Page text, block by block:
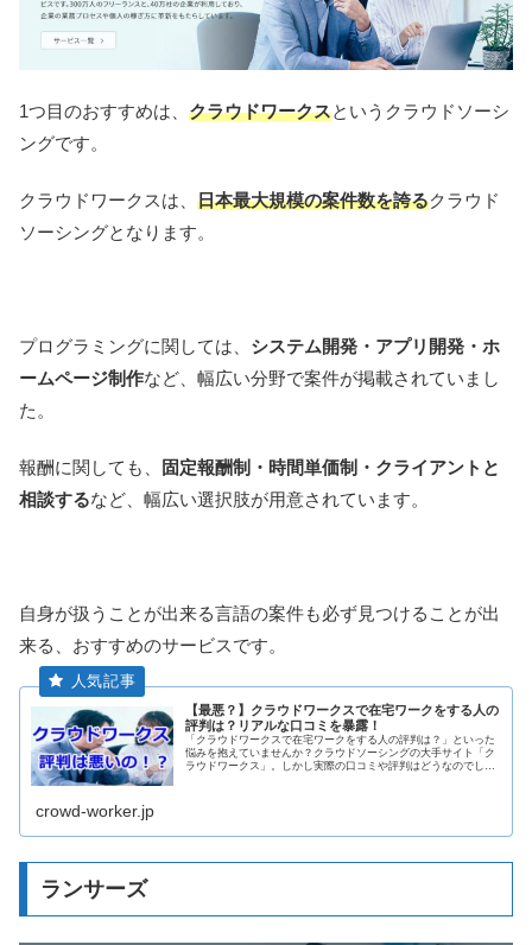
1つ目のおすすめは、 クラウドワークスというクラウドソーシ
ングです。
クラウドワークスは、 日本最大規模の案件数を誇るクラウド
ソーシングとなります。
プログラミングに関しては、 システム開発・アプリ開発・ホ
ームページ制作など、幅広い分野で案件が掲載されていまし
た。
報酬に関しても、
固定報酬制・時間単価制・クライアントと
相談するなど、幅広い選択肢が用意されています。
自身が扱うことが出来る言語の案件も必ず見つけることが出
来る、おすすめのサービスです。
【最悪？】クラウドワークスで在宅ワークをする人の
評判は？リアルな口コミを暴露！
「クラウドワークスで在宅ワークをする人の評判は？」といった
悩みを抱えていませんか？クラウドソーシングの大手サイト「ク
ラウドワークス」。しかし実際の口コミや評判はどうなのでしょ
crowd-worker.jp
ランサーズ